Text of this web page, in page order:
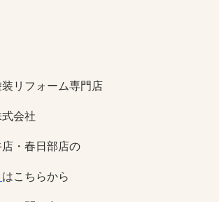
リフォーム専門店
会社
・春日部店の
はこちらから